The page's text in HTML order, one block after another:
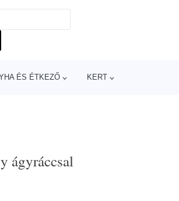
ÉS ÉTKEZŐ KERT
ágyráccsal